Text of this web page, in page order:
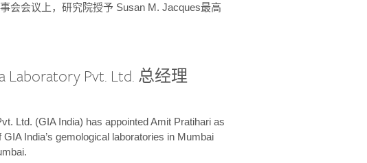
会会议上，研究院授予 Susan M. Jacques最高
Laboratory Pvt. Ltd. 总经理
Ltd. (GIA India) has appointed Amit Pratihari as
India’s gemological laboratories in Mumbai